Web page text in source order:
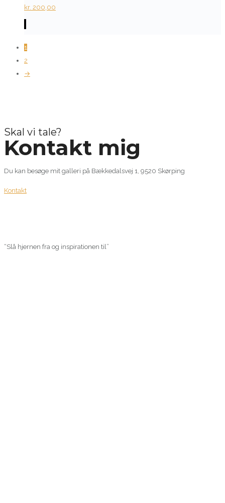
kr. 200,00
1
2
→
Skal vi tale?
Kontakt mig
Du kan besøge mit galleri på Bækkedalsvej 1, 9520 Skørping
Kontakt
“Slå hjernen fra og inspirationen til”